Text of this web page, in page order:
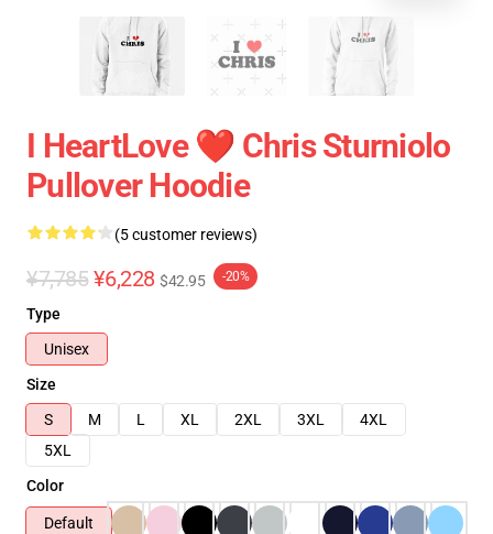
I HeartLove ❤️ Chris Sturniolo
Pullover Hoodie
(5 customer reviews)
¥7,785 ¥6,228 $42.95 -20%
Type
Unisex
Size
S
M L XL 2XL 3XL
4XL
5XL
Color
Default